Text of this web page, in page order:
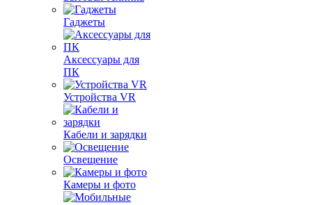
Гаджеты
Аксессуары для
ПК
Устройства VR
Кабели и зарядки
Освещение
Камеры и фото